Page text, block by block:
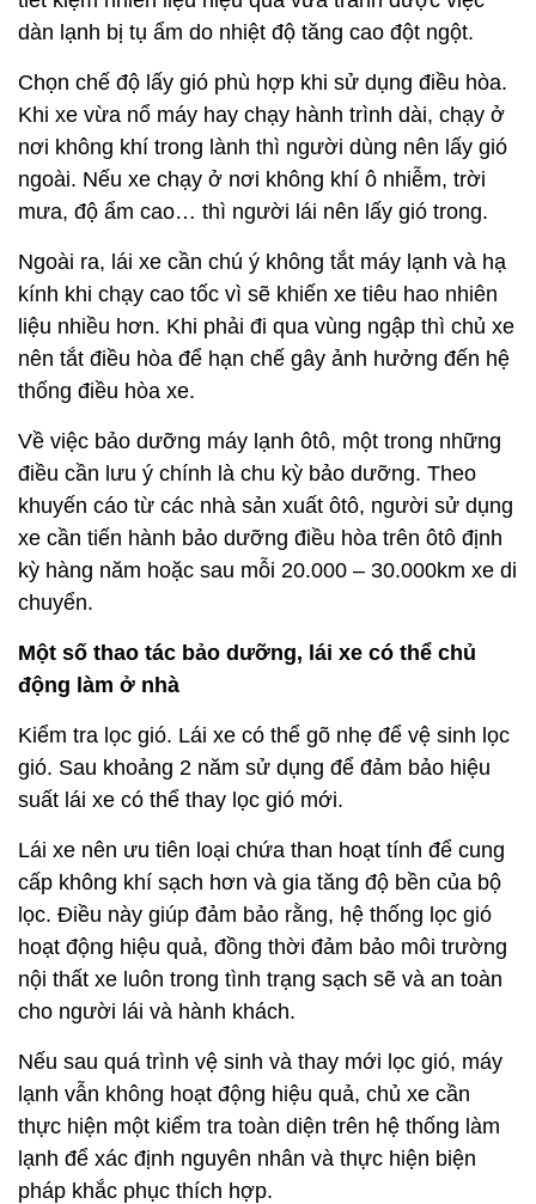
dàn lạnh bị tụ ẩm do nhiệt độ tăng cao đột ngột.
Chọn chế độ lấy gió phù hợp khi sử dụng điều hòa.
Khi xe vừa nổ máy hay chạy hành trình dài, chạy ở
nơi không khí trong lành thì người dùng nên lấy gió
ngoài. Nếu xe chạy ở nơi không khí ô nhiễm, trời
mưa, độ ẩm cao… thì người lái nên lấy gió trong.
Ngoài ra, lái xe cần chú ý không tắt máy lạnh và hạ
kính khi chạy cao tốc vì sẽ khiến xe tiêu hao nhiên
liệu nhiều hơn. Khi phải đi qua vùng ngập thì chủ xe
nên tắt điều hòa để hạn chế gây ảnh hưởng đến hệ
thống điều hòa xe.
Về việc bảo dưỡng máy lạnh ôtô, một trong những
điều cần lưu ý chính là chu kỳ bảo dưỡng. Theo
khuyến cáo từ các nhà sản xuất ôtô, người sử dụng
xe cần tiến hành bảo dưỡng điều hòa trên ôtô định
kỳ hàng năm hoặc sau mỗi 20.000 – 30.000km xe di
chuyển.
Một số thao tác bảo dưỡng, lái xe có thể chủ
động làm ở nhà
Kiểm tra lọc gió. Lái xe có thể gõ nhẹ để vệ sinh lọc
gió. Sau khoảng 2 năm sử dụng để đảm bảo hiệu
suất lái xe có thể thay lọc gió mới.
Lái xe nên ưu tiên loại chứa than hoạt tính để cung
cấp không khí sạch hơn và gia tăng độ bền của bộ
lọc. Điều này giúp đảm bảo rằng, hệ thống lọc gió
hoạt động hiệu quả, đồng thời đảm bảo môi trường
nội thất xe luôn trong tình trạng sạch sẽ và an toàn
cho người lái và hành khách.
Nếu sau quá trình vệ sinh và thay mới lọc gió, máy
lạnh vẫn không hoạt động hiệu quả, chủ xe cần
thực hiện một kiểm tra toàn diện trên hệ thống làm
lạnh để xác định nguyên nhân và thực hiện biện
pháp khắc phục thích hợp.